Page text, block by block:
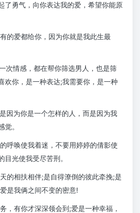
了勇气，向你表达我的爱，希望你能原
爱都给你，因为你就是我此生最
情感，都在帮你筛选男人，也是筛
欢你，是一种表达;我需要你，是一种
为你是一个怎样的人，而是因为我
。
唤使我着迷，不要用婷婷的倩影使
目光使我受尽苦刑。
相扶相伴;是自得潦倒的彼此牵挽;是
是我俩之间不变的密意!
有你才深深领会到;爱是一种幸福，